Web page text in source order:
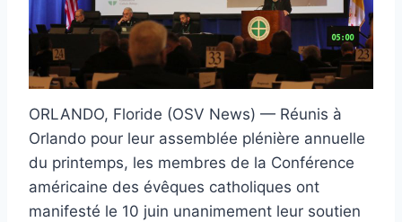
ORLANDO, Floride (OSV News) — Réunis à
Orlando pour leur assemblée plénière annuelle
du printemps, les membres de la Conférence
américaine des évêques catholiques ont
manifesté le 10 juin unanimement leur soutien